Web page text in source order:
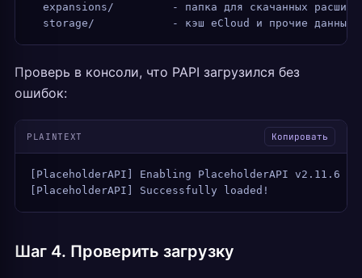
expansions/         - папка для скачанных
  storage/            - кэш eCloud и прочие данные
Проверь в консоли, что PAPI загрузился без
ошибок:
PLAINTEXT Копировать
[PlaceholderAPI] Enabling PlaceholderAPI v2.11.6
[PlaceholderAPI] Successfully loaded!
Шаг 4. Проверить загрузку